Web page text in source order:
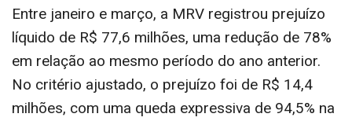
Entre janeiro e março, a MRV registrou prejuízo
líquido de R$ 77,6 milhões, uma redução de 78%
em relação ao mesmo período do ano anterior.
No critério ajustado, o prejuízo foi de R$ 14,4
milhões, com uma queda expressiva de 94,5% na